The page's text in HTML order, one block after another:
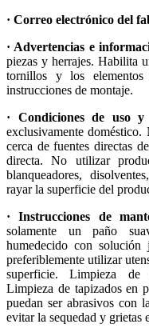
· Correo electrónico del
· Advertencias e
piezas y herrajes. Habilita
tornillos y los
instrucciones de montaje.
· Condiciones de uso y
exclusivamente
cerca de fuentes directas
directa. No utilizar
blanqueadores,
rayar la superficie del
· Instrucciones de
solamente un paño
humedecido con
preferiblemente utilizar
superficie. Limpieza de
Limpieza de tapizados en
puedan ser abrasivos con
evitar la sequedad y grietas